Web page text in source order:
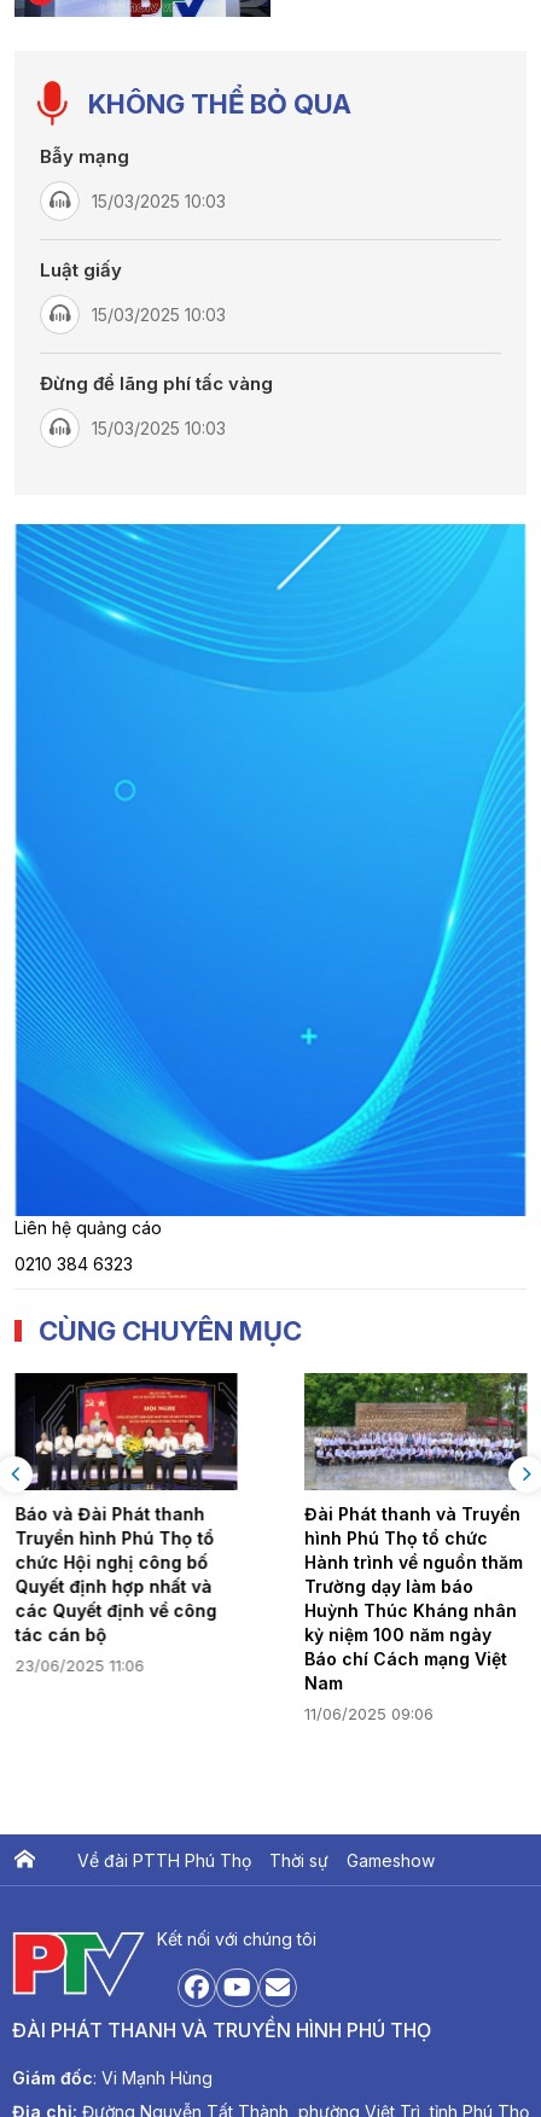
KHÔNG THỂ BỎ QUA
Bẫy mạng
15/03/2025 10:03
Luật giấy
15/03/2025 10:03
Đừng để lãng phí tấc vàng
15/03/2025 10:03
Liên hệ quảng cáo
0210 384 6323
CÙNG CHUYÊN MỤC
tổ
bố
và
công
Đài Phát thanh và Truyền
hình Phú Thọ tổ chức
Hành trình về nguồn thăm
Trường dạy làm báo
Huỳnh Thúc Kháng nhân
kỷ niệm 100 năm ngày
Báo chí Cách mạng Việt
Chi bộ Dịch
cáo tổ chức
bộ nhiệm kỳ
31/05/2025
Về đài PTTH Phú Thọ Thời sự Gameshow
Kết nối với chúng tôi
ĐÀI PHÁT THANH VÀ TRUYỀN HÌNH PHÚ THỌ
Giám đốc: Vi Mạnh Hùng
Địa chỉ: Đường Nguyễn Tất Thành, phường Việt Trì, tỉnh Phú Thọ